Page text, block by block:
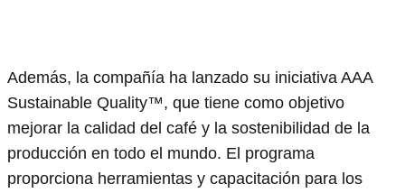
Además, la compañía ha lanzado su iniciativa AAA
Sustainable Quality™, que tiene como objetivo
mejorar la calidad del café y la sostenibilidad de la
producción en todo el mundo. El programa
proporciona herramientas y capacitación para los